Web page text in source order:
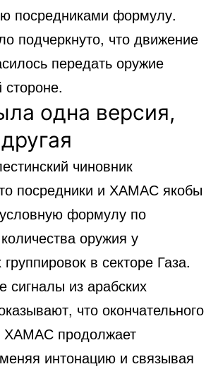
посредниками формулу.
подчеркнуто, что движение
передать оружие
стороне.
одна версия,
чиновник
посредники и ХАМАС якобы
формулу по
оружия у
в секторе Газа.
сигналы из арабских
что окончательного
ХАМАС продолжает
интонацию и связывая